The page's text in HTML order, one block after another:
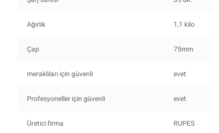
Ağırlık 1,1 kilo
Çap 75mm
meraklıları için güvenli evet
Profesyoneller için güvenli evet
Üretici firma RUPES